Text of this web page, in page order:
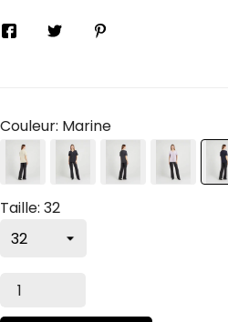
Couleur: Marine
Taille: 32